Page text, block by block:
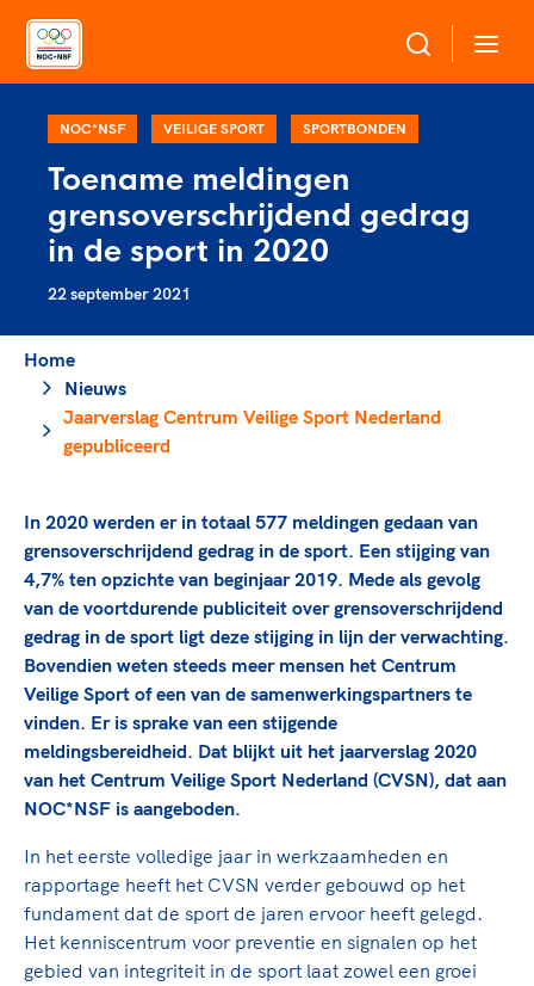
Over NOC*NSF
Sportagenda 2032
Leden
Algemene Vergadering
Raad van Toezicht en Bestuur
Merkbescherming NOC*NSF
Onze partners
Geven aan Sport
Sportonderzoek
Sportakkoord II
Game Changer
TeamNL kids
Olympische geschiedenis
Nieuwspagina
Columns
Sportdeelname
Bonden en professionals in de sport
Beleidsmedewerkers
Clubbestuurders
Coördinatoren en opleiders
Trainer-coaches
Veilige en integere sport
Diversiteit en inclusie
Gezonde sportomgeving
Duurzaamheid
Bekwaam sportkader
Vitale clubs en bestuurlijk kader
Sportmatch
Clubacties
Handboek Wet- en Regelgeving
Opleidingen en trainingen
Topsport
Voor talentvolle sporters
Atletencommissie
Paralympische Talentdag
TeamNL Academie Kalender
Kennisaanbod TeamNL Experts
TeamNL Sport Science Centre
Olympische Spelen LA28
Paralympische Spelen LA28
Europese Spelen Istanbul 2027
Topsportbeleid
Topsportfinanciering
Maatschappelijke waarde topsport
Voor bonden
NOC*NSF VEILIGE SPORT SPORTBONDEN
Toename meldingen
grensoverschrijdend gedrag
in de sport in 2020
22 september 2021
Home
Nieuws
Jaarverslag Centrum Veilige Sport Nederland
gepubliceerd
In 2020 werden er in totaal 577 meldingen gedaan van
grensoverschrijdend gedrag in de sport. Een stijging van
4,7% ten opzichte van beginjaar 2019. Mede als gevolg
van de voortdurende publiciteit over grensoverschrijdend
gedrag in de sport ligt deze stijging in lijn der verwachting.
Bovendien weten steeds meer mensen het Centrum
Veilige Sport of een van de samenwerkingspartners te
vinden. Er is sprake van een stijgende
meldingsbereidheid. Dat blijkt uit het jaarverslag 2020
van het Centrum Veilige Sport Nederland (CVSN), dat aan
NOC*NSF is aangeboden.
In het eerste volledige jaar in werkzaamheden en
rapportage heeft het CVSN verder gebouwd op het
fundament dat de sport de jaren ervoor heeft gelegd.
Het kenniscentrum voor preventie en signalen op het
gebied van integriteit in de sport laat zowel een groei